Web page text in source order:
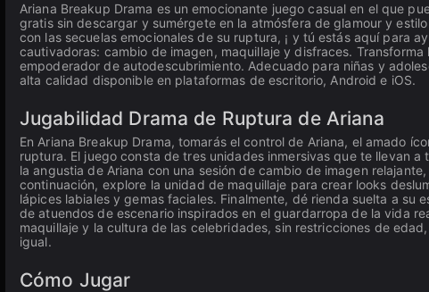
Ariana Breakup Drama es un emocionante juego casual en el que
gratis sin descargar y sumérgete en la atmósfera de glamour y
con las secuelas emocionales de su ruptura, ¡ y tú estás aquí para
cautivadoras: cambio de imagen, maquillaje y disfraces.
empoderador de autodescubrimiento. Adecuado para niñas y
alta calidad disponible en plataformas de escritorio, Android e iOS.
Jugabilidad Drama de Ruptura de Ariana
En Ariana Breakup Drama, tomarás el control de Ariana, el amado
ruptura. El juego consta de tres unidades inmersivas que te llevan
la angustia de Ariana con una sesión de cambio de imagen
continuación, explore la unidad de maquillaje para crear looks
lápices labiales y gemas faciales. Finalmente, dé rienda suelta a
de atuendos de escenario inspirados en el guardarropa de la vida
maquillaje y la cultura de las celebridades, sin restricciones de
igual.
Cómo Jugar